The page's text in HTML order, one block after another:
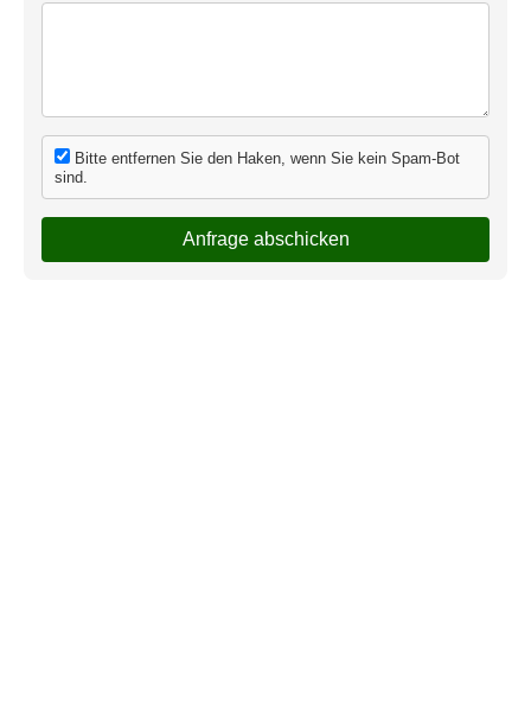
Bitte entfernen Sie den Haken, wenn Sie kein Spam-Bot
sind.